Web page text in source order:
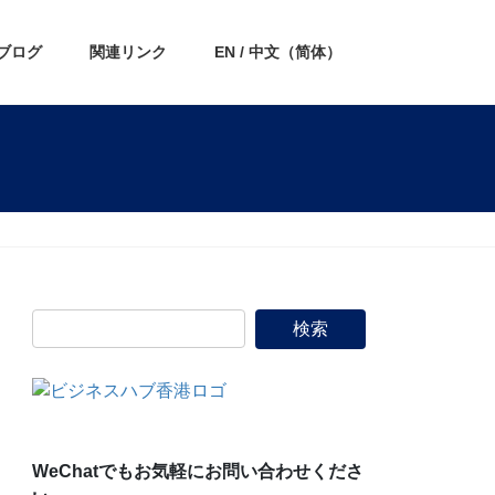
ログ 関連リンク EN / 中文（简体）
WeChatでもお気軽にお問い合わせくださ